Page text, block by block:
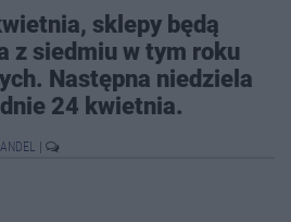
sklepy będą
z siedmiu w tym roku
Następna niedziela
24 kwietnia.